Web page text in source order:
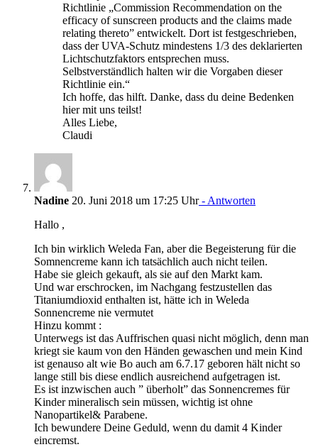
Richtlinie „Commission Recommendation on the
efficacy of sunscreen products and the claims made
relating thereto” entwickelt. Dort ist festgeschrieben,
dass der UVA-Schutz mindestens 1/3 des deklarierten
Lichtschutzfaktors entsprechen muss.
Selbstverständlich halten wir die Vorgaben dieser
Richtlinie ein.“
Ich hoffe, das hilft. Danke, dass du deine Bedenken
hier mit uns teilst!
Alles Liebe,
Claudi
Nadine 20. Juni 2018 um 17:25 Uhr- Antworten
Hallo ,
Ich bin wirklich Weleda Fan, aber die Begeisterung für die
Somnencreme kann ich tatsächlich auch nicht teilen.
Habe sie gleich gekauft, als sie auf den Markt kam.
Und war erschrocken, im Nachgang festzustellen das
Titaniumdioxid enthalten ist, hätte ich in Weleda
Sonnencreme nie vermutet
Hinzu kommt :
Unterwegs ist das Auffrischen quasi nicht möglich, denn man
kriegt sie kaum von den Händen gewaschen und mein Kind
ist genauso alt wie Bo auch am 6.7.17 geboren hält nicht so
lange still bis diese endlich ausreichend aufgetragen ist.
Es ist inzwischen auch ” überholt” das Sonnencremes für
Kinder mineralisch sein müssen, wichtig ist ohne
Nanopartikel& Parabene.
Ich bewundere Deine Geduld, wenn du damit 4 Kinder
eincremst.